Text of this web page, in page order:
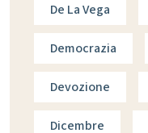
De La Vega
Democrazia
Devozione
Dicembre